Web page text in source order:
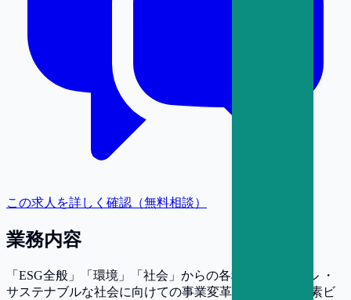
この求人を詳しく確認（無料相談）
業務内容
「ESG全般」「環境」「社会」からの各種支援コンサル ・
サステナブルな社会に向けての事業変革支援 －脱炭素ビ